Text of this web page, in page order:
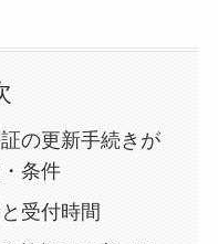
の更新手続きが
条件
受付時間